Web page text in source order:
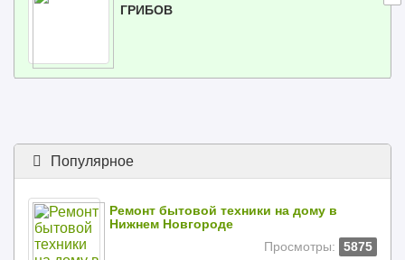
ГРИБОВ
Популярное
Ремонт бытовой техники на дому в
Нижнем Новгороде
Просмотры:
5875